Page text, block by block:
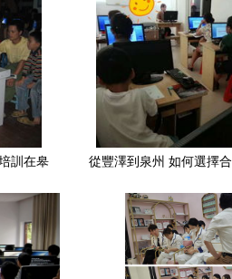
訓在皋
從豐澤到泉州 如何選擇